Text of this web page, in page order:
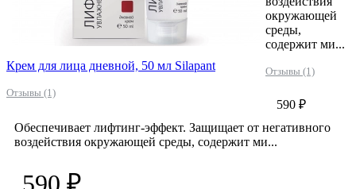
Крем для лица дневной, 50 мл Silapant
Отзывы (1)
окружающей
среды,
содержит ми...
Отзывы (1)
590 ₽
Обеспечивает лифтинг-эффект. Защищает от негативного
воздействия окружающей среды, содержит ми...